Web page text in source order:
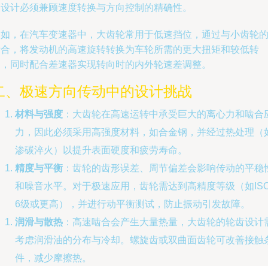
计必须兼顾速度转换与方向控制的精确性。
，在汽车变速器中，大齿轮常用于低速挡位，通过与小齿轮的
，将发动机的高速旋转转换为车轮所需的更大扭矩和较低转
同时配合差速器实现转向时的内外轮速差调整。
、极速方向传动中的设计挑战
材料与强度 ：大齿轮在高速运转中承受巨大的离心力和啮合
力，因此必须采用高强度材料，如合金钢，并经过热处理（
渗碳淬火）以提升表面硬度和疲劳寿命。
精度与平衡 ：齿轮的齿形误差、周节偏差会影响传动的平稳
和噪音水平。对于极速应用，齿轮需达到高精度等级（如
6级或更高），并进行动平衡测试，防止振动引发故障。
润滑与散热 ：高速啮合会产生大量热量，大齿轮的轮齿设计
考虑润滑油的分布与冷却。螺旋齿或双曲面齿轮可改善接触
件，减少摩擦热。